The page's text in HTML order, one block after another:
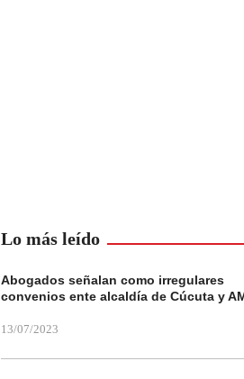
Lo más leído
Abogados señalan como irregulares
convenios ente alcaldía de Cúcuta y
13/07/2023